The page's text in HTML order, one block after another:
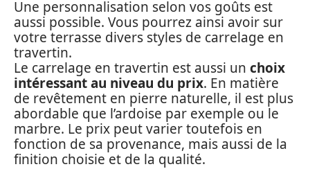
Une personnalisation selon vos goûts est
aussi possible. Vous pourrez ainsi avoir sur
votre terrasse divers styles de carrelage en
travertin.
Le carrelage en travertin est aussi un choix
intéressant au niveau du prix. En matière
de revêtement en pierre naturelle, il est plus
abordable que l’ardoise par exemple ou le
marbre. Le prix peut varier toutefois en
fonction de sa provenance, mais aussi de la
finition choisie et de la qualité.